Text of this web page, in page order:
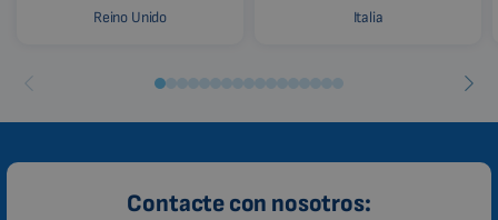
Reino Unido Italia
Contacte con nosotros: